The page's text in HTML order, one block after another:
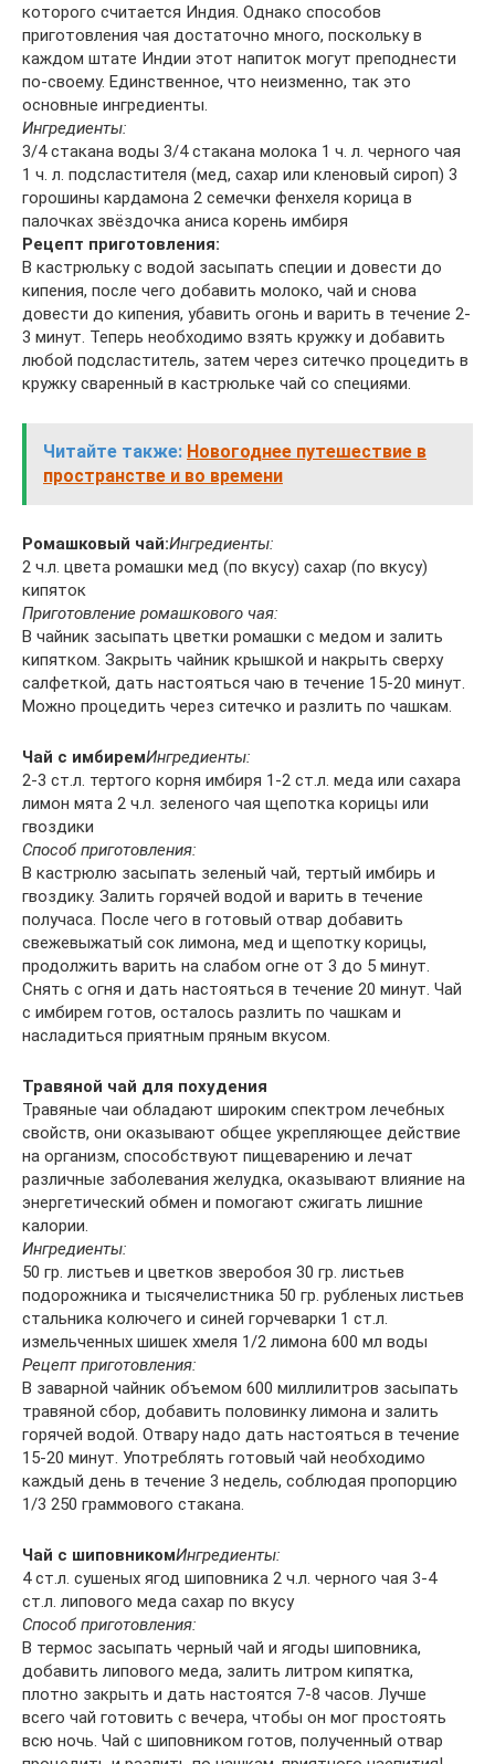
которого считается Индия. Однако способов
приготовления чая достаточно много, поскольку в
каждом штате Индии этот напиток могут преподнести
по-своему. Единственное, что неизменно, так это
основные ингредиенты.
Ингредиенты:
3/4 стакана воды 3/4 стакана молока 1 ч. л. черного чая
1 ч. л. подсластителя (мед, сахар или кленовый сироп) 3
горошины кардамона 2 семечки фенхеля корица в
палочках звёздочка аниса корень имбиря
Рецепт приготовления:
В кастрюльку с водой засыпать специи и довести до
кипения, после чего добавить молоко, чай и снова
довести до кипения, убавить огонь и варить в течение 2-
3 минут. Теперь необходимо взять кружку и добавить
любой подсластитель, затем через ситечко процедить в
кружку сваренный в кастрюльке чай со специями.
Читайте также: Новогоднее путешествие в
пространстве и во времени
Ромашковый чай:Ингредиенты:
2 ч.л. цвета ромашки мед (по вкусу) сахар (по вкусу)
кипяток
Приготовление ромашкового чая:
В чайник засыпать цветки ромашки с медом и залить
кипятком. Закрыть чайник крышкой и накрыть сверху
салфеткой, дать настояться чаю в течение 15-20 минут.
Можно процедить через ситечко и разлить по чашкам.
Чай с имбиремИнгредиенты:
2-3 ст.л. тертого корня имбиря 1-2 ст.л. меда или сахара
лимон мята 2 ч.л. зеленого чая щепотка корицы или
гвоздики
Способ приготовления:
В кастрюлю засыпать зеленый чай, тертый имбирь и
гвоздику. Залить горячей водой и варить в течение
получаса. После чего в готовый отвар добавить
свежевыжатый сок лимона, мед и щепотку корицы,
продолжить варить на слабом огне от 3 до 5 минут.
Снять с огня и дать настояться в течение 20 минут. Чай
с имбирем готов, осталось разлить по чашкам и
насладиться приятным пряным вкусом.
Травяной чай для похудения
Травяные чаи обладают широким спектром лечебных
свойств, они оказывают общее укрепляющее действие
на организм, способствуют пищеварению и лечат
различные заболевания желудка, оказывают влияние на
энергетический обмен и помогают сжигать лишние
калории.
Ингредиенты:
50 гр. листьев и цветков зверобоя 30 гр. листьев
подорожника и тысячелистника 50 гр. рубленых листьев
стальника колючего и синей горчеварки 1 ст.л.
измельченных шишек хмеля 1/2 лимона 600 мл воды
Рецепт приготовления:
В заварной чайник объемом 600 миллилитров засыпать
травяной сбор, добавить половинку лимона и залить
горячей водой. Отвару надо дать настояться в течение
15-20 минут. Употреблять готовый чай необходимо
каждый день в течение 3 недель, соблюдая пропорцию
1/3 250 граммового стакана.
Чай с шиповникомИнгредиенты:
4 ст.л. сушеных ягод шиповника 2 ч.л. черного чая 3-4
ст.л. липового меда сахар по вкусу
Способ приготовления:
В термос засыпать черный чай и ягоды шиповника,
добавить липового меда, залить литром кипятка,
плотно закрыть и дать настоятся 7-8 часов. Лучше
всего чай готовить с вечера, чтобы он мог простоять
всю ночь. Чай с шиповником готов, полученный отвар